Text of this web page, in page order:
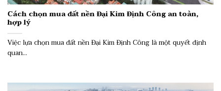
Cách chọn mua đất nền Đại Kim Định Công an toàn,
hợp lý
Việc lựa chọn mua đất nền Đại Kim Định Công là một quyết định
quan...